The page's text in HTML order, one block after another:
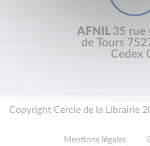
AFNIL 35 rue
de Tours
Cedex
Copyright Cercle de la Librairie
Mentions légales